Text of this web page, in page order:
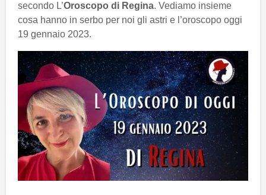
secondo L’Oroscopo di Regina. Vediamo insieme
cosa hanno in serbo per noi gli astri e l’oroscopo oggi
19 gennaio 2023.